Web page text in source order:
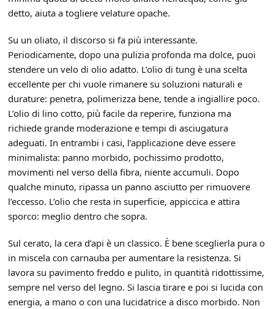
detto, aiuta a togliere velature opache.
Su un oliato, il discorso si fa più interessante.
Periodicamente, dopo una pulizia profonda ma dolce, puoi
stendere un velo di olio adatto. L’olio di tung è una scelta
eccellente per chi vuole rimanere su soluzioni naturali e
durature: penetra, polimerizza bene, tende a ingiallire poco.
L’olio di lino cotto, più facile da reperire, funziona ma
richiede grande moderazione e tempi di asciugatura
adeguati. In entrambi i casi, l’applicazione deve essere
minimalista: panno morbido, pochissimo prodotto,
movimenti nel verso della fibra, niente accumuli. Dopo
qualche minuto, ripassa un panno asciutto per rimuovere
l’eccesso. L’olio che resta in superficie, appiccica e attira
sporco: meglio dentro che sopra.
Sul cerato, la cera d’api è un classico. È bene sceglierla pura o
in miscela con carnauba per aumentare la resistenza. Si
lavora su pavimento freddo e pulito, in quantità ridottissime,
sempre nel verso del legno. Si lascia tirare e poi si lucida con
energia, a mano o con una lucidatrice a disco morbido. Non